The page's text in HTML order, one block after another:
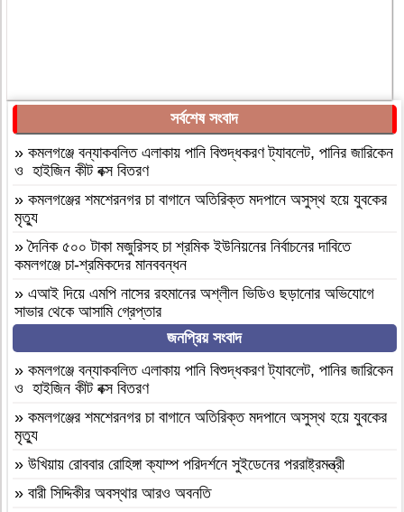
সর্বশেষ সংবাদ
» কমলগঞ্জে বন্যাকবলিত এলাকায় পানি বিশুদ্ধকরণ ট্যাবলেট, পানির জারিকেন
ও হাইজিন কীট বক্স বিতরণ
» কমলগঞ্জের শমশেরনগর চা বাগানে অতিরিক্ত মদপানে অসুস্থ হয়ে যুবকের
মৃত্যু
»দৈনিক ৫০০ টাকা মজুরিসহ চা শ্রমিক ইউনিয়নের নির্বাচনের দাবিতে
কমলগঞ্জে চা-শ্রমিকদের মানববন্ধন
» এআই দিয়ে এমপি নাসের রহমানের অশ্লীল ভিডিও ছড়ানোর অভিযোগে
সাভার থেকে আসামি গ্রেপ্তার
বগুড়া আদমদীঘি ১শ পিস ট্যাপেন্টাডলসহ একজন গ্রেফতার
» বগুড়া আদমদীঘি’র ছাতিয়ানগ্রামে সাংসদ মহিত তালুকদার-কে সংবর্ধনা
প্রদান
» কমলগঞ্জে এমপি হাজী মুজিবকে নাগরিক সংবর্ধনা
»আন্তর্জাতিক আদিবাসী দিবস ২০২৬: বাংলাদেশের আদিবাসীদের দূর্গম
পথচলা
» বগুড়া আদমদীঘিতে মাদকবিরোধী অভিযানে ৩ জন গ্রেফতার, ভ্রাম্যমাণ
জনপ্রিয় সংবাদ
» কমলগঞ্জে বন্যাকবলিত এলাকায় পানি বিশুদ্ধকরণ ট্যাবলেট, পানির জারিকেন
ও হাইজিন কীট বক্স বিতরণ
» কমলগঞ্জের শমশেরনগর চা বাগানে অতিরিক্ত মদপানে অসুস্থ হয়ে যুবকের
মৃত্যু
» উখিয়ায় রোববার রোহিঙ্গা ক্যাম্প পরিদর্শনে সুইডেনের পররাষ্ট্রমন্ত্রী
» বারী সিদ্দিকীর অবস্থার আরও অবনতি